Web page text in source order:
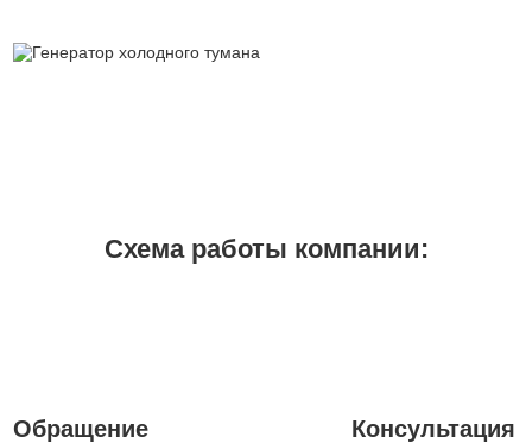
Схема работы компании:
Обращение
Консультация